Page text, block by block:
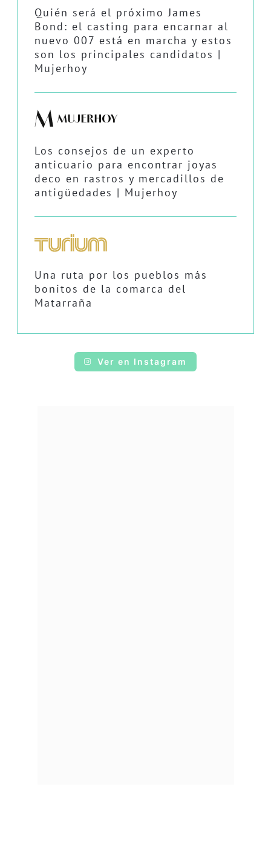
Quién será el próximo James
Bond: el casting para encarnar al
nuevo 007 está en marcha y estos
son los principales candidatos |
Mujerhoy
Los consejos de un experto
anticuario para encontrar joyas
deco en rastros y mercadillos de
antigüedades | Mujerhoy
Una ruta por los pueblos más
bonitos de la comarca del
Matarraña
Ver en Instagram